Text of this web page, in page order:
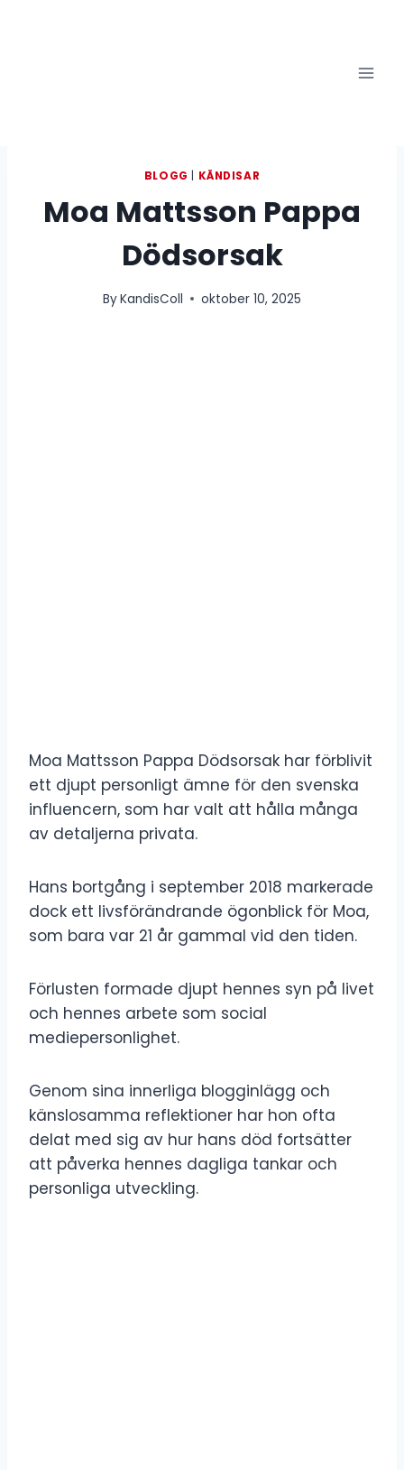
BLOGG KÄNDISAR
Moa Mattsson Pappa
Dödsorsak
ByKandisColl oktober 10, 2025
Moa Mattsson Pappa Dödsorsak har förblivit
ett djupt personligt ämne för den svenska
influencern, som har valt att hålla många
av detaljerna privata.
Hans bortgång i september 2018 markerade
dock ett livsförändrande ögonblick för Moa,
som bara var 21 år gammal vid den tiden.
Förlusten formade djupt hennes syn på livet
och hennes arbete som social
mediepersonlighet.
Genom sina innerliga blogginlägg och
känslosamma reflektioner har hon ofta
delat med sig av hur hans död fortsätter
att påverka hennes dagliga tankar och
personliga utveckling.